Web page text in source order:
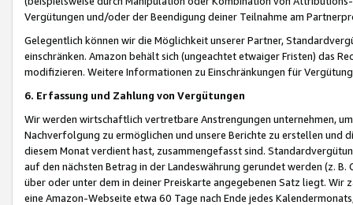
Vergütungen und/oder der Beendigung deiner Teilnahme am
Gelegentlich können wir die Möglichkeit unserer Partner,
einschränken. Amazon behält sich (ungeachtet etwaiger Fristen) das
modifizieren. Weitere Informationen zu Einschränkungen für
6. Erfassung und Zahlung von Vergütungen
Wir werden wirtschaftlich vertretbare Anstrengungen unternehmen,
Nachverfolgung zu ermöglichen und unsere Berichte zu erstellen und
diesem Monat verdient hast, zusammengefasst sind.
auf den nächsten Betrag in der Landeswährung gerundet werden (z.
über oder unter dem in deiner Preiskarte angegebenen Satz liegt.
eine Amazon-Webseite etwa 60 Tage nach Ende jedes